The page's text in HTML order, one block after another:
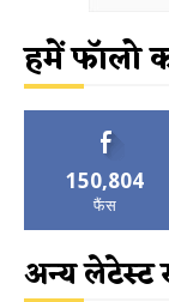
हमें फॉलो
150,804
फैंस
अन्य लेटेस्ट